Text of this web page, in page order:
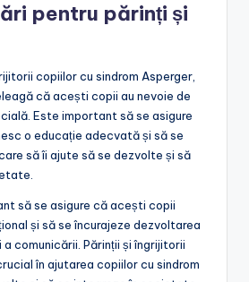
pentru părinți și
copiilor cu sindrom Asperger,
că acești copii au nevoie de
Este important să se asigure
o educație adecvată și să se
să îi ajute să se dezvolte și să
să se asigure că acești copii
și să se încurajeze dezvoltarea
comunicării. Părinții și îngrijitorii
în ajutarea copiilor cu sindrom